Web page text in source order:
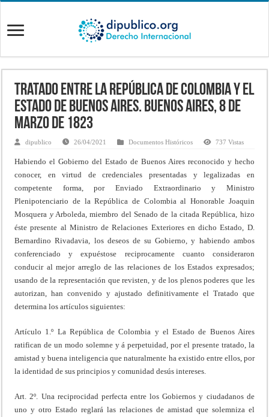
Tratado entre la República de Colombia y el
Estado de Buenos Aires. Buenos Aires, 8 de
Marzo de 1823
dipublico 26/04/2021 Documentos Históricos 737 Vistas
Habiendo el Gobierno del Estado de Buenos Aires re­conocido y hecho
conocer, en virtud de credenciales pre­sentadas y legalizadas en
competente forma, por Enviado Extraordinario y Ministro
Plenipotenciario de la República de Colombia al Honorable Joaquin
Mosquera yArboleda, miembro del Senado de la citada República, hizo
éste presente al Ministro de Relaciones Exteriores en dicho Estado, D.
Bernardino Rivadavia, los deseos de su Gobierno, y habiendo ambos
conferenciado y expuéstose reciprocamente cuanto consideraron
conducir al mejor arre­glo de las relaciones de los Estados expresados;
usando de la representación que revisten, y de los plenos poderes que les
autorizan, han convenido y ajustado definitiva­mente el Tratado que
determina los artículos siguientes:
Artículo 1.º La República de Colombia y el Estado de Buenos Aires
ratifican de un modo solemne y á perpetui­dad, por el presente tratado, la
amistad y buena inteligencia que naturalmente ha existido entre ellos, por
la iden­tidad de sus principios y comunidad desús intereses.
Art. 2º. Una reciprocidad perfecta entre los Gobiernos y ciudadanos de
uno y otro Estado reglará las relaciones de amistad que solemniza el